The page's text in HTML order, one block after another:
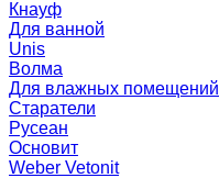
Кнауф
Для ванной
Unis
Волма
Для влажных помещений
Старатели
Русеан
Основит
Weber Vetonit